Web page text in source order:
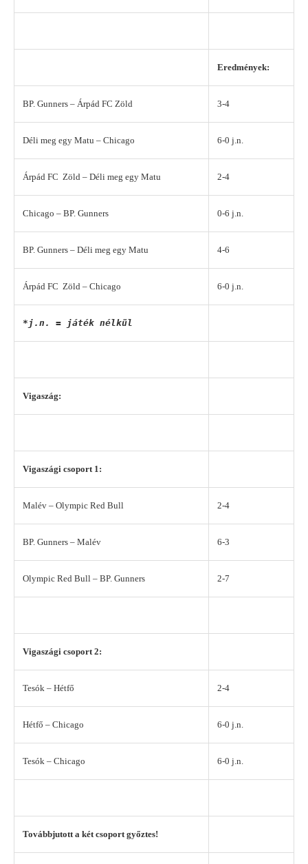
Eredmények:
BP. Gunners – Árpád FC Zöld 3-4
Déli meg egy Matu – Chicago 6-0 j.n.
Árpád FC Zöld – Déli meg egy Matu 2-4
Chicago – BP. Gunners 0-6 j.n.
BP. Gunners – Déli meg egy Matu 4-6
Árpád FC Zöld – Chicago 6-0 j.n.
*j.n. = játék nélkül
Vigaszág:
Vigaszági csoport 1:
Malév – Olympic Red Bull 2-4
BP. Gunners – Malév 6-3
Olympic Red Bull – BP. Gunners 2-7
Vigaszági csoport 2:
Tesók – Hétfő 2-4
Hétfő – Chicago 6-0 j.n.
Tesók – Chicago 6-0 j.n.
Továbbjutott a két csoport győztes!